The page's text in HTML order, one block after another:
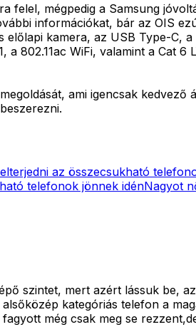
felel, mégpedig a Samsung
információkat, bár az OIS
kamera, az USB Type-C,
802.11ac WiFi, valamint a Cat
ami igencsak
az összecsukható
telefonok jönnek idénNagyot
szintet, mert azért lássuk be,
kategóriás telefon a
még csak meg se